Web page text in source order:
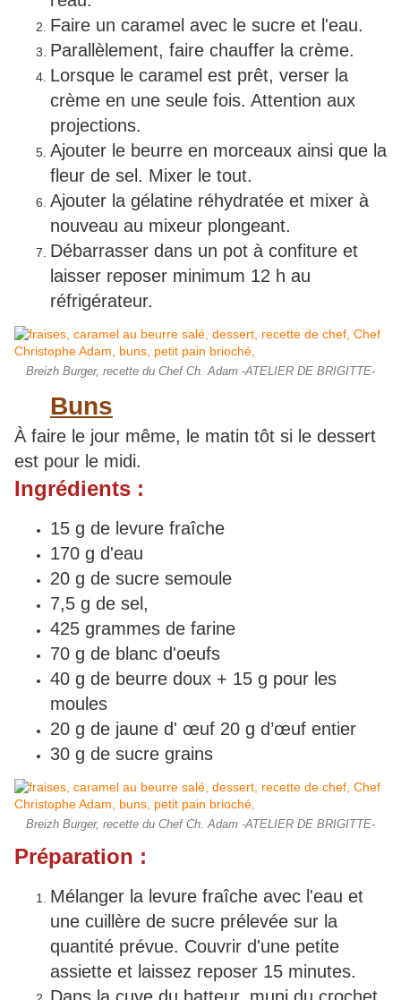
Faire un caramel avec le sucre et l'eau.
Parallèlement, faire chauffer la crème.
Lorsque le caramel est prêt, verser la
crème en une seule fois. Attention aux
projections.
Ajouter le beurre en morceaux ainsi que la
fleur de sel. Mixer le tout.
Ajouter la gélatine réhydratée et mixer à
nouveau au mixeur plongeant.
Débarrasser dans un pot à confiture et
laisser reposer minimum 12 h au
réfrigérateur.
Breizh Burger, recette du Chef Ch. Adam -ATELIER DE BRIGITTE-
Buns
À faire le jour même, le matin tôt si le dessert
est pour le midi.
Ingrédients :
15 g de levure fraîche
170 g d'eau
20 g de sucre semoule
7,5 g de sel,
425 grammes de farine
70 g de blanc d'oeufs
40 g de beurre doux + 15 g pour les
moules
20 g de jaune d' œuf 20 g d’œuf entier
30 g de sucre grains
Breizh Burger, recette du Chef Ch. Adam -ATELIER DE BRIGITTE-
Préparation :
Mélanger la levure fraîche avec l'eau et
une cuillère de sucre prélevée sur la
quantité prévue. Couvrir d'une petite
assiette et laissez reposer 15 minutes.